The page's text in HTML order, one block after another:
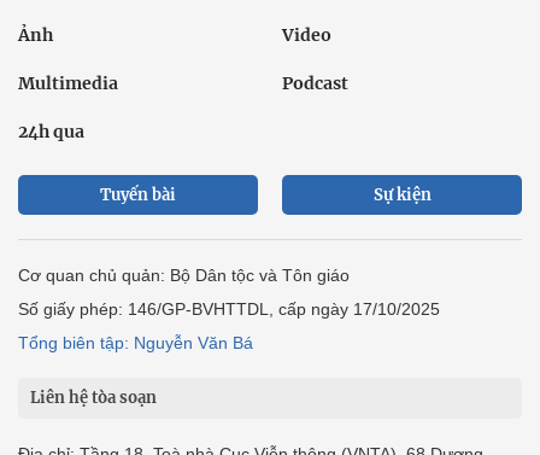
Ảnh Video
Multimedia Podcast
24h qua
Tuyến bài Sự kiện
Cơ quan chủ quản: Bộ Dân tộc và Tôn giáo
Số giấy phép: 146/GP-BVHTTDL, cấp ngày 17/10/2025
Tổng biên tập: Nguyễn Văn Bá
Liên hệ tòa soạn